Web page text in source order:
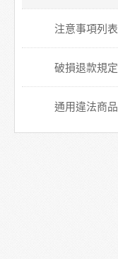
注意事項列表
破損退款規定
通用違法商品